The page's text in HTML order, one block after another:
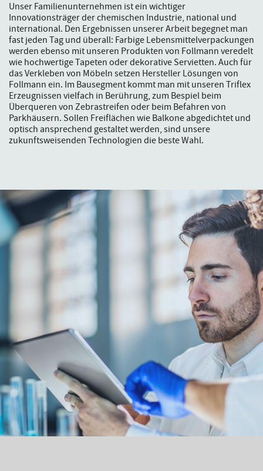
Unser Familienunternehmen ist ein wichtiger
Innovationsträger der chemischen Industrie, national und
international. Den Ergebnissen unserer Arbeit begegnet man
fast jeden Tag und überall: Farbige Lebensmittelverpackungen
werden ebenso mit unseren Produkten von Follmann veredelt
wie hochwertige Tapeten oder dekorative Servietten. Auch für
das Verkleben von Möbeln setzen Hersteller Lösungen von
Follmann ein. Im Bausegment kommt man mit unseren Triflex
Erzeugnissen vielfach in Berührung, zum Bespiel beim
Überqueren von Zebrastreifen oder beim Befahren von
Parkhäusern. Sollen Freiflächen wie Balkone abgedichtet und
optisch ansprechend gestaltet werden, sind unsere
zukunftsweisenden Technologien die beste Wahl.